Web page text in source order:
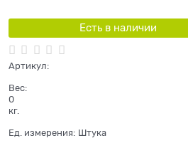
Есть в наличии
Артикул:
Вес:
0
кг.
Ед. измерения: Штука